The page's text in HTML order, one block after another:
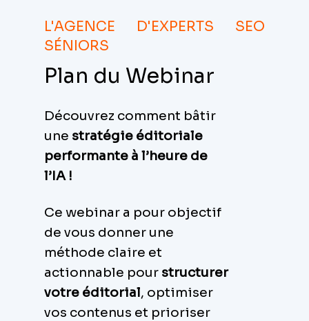
L'AGENCE D'EXPERTS SEO
SÉNIORS
Plan du Webinar
Découvrez comment bâtir
une stratégie éditoriale
performante à l’heure de
l’IA !
Ce webinar a pour objectif
de vous donner une
méthode claire et
actionnable pour structurer
votre éditorial, optimiser
vos contenus et prioriser